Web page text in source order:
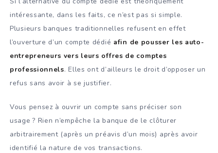
intéressante, dans les faits, ce n’est pas si simple.
Plusieurs banques traditionnelles refusent en effet
l’ouverture d’un compte dédié afin de pousser les auto-
entrepreneurs vers leurs offres de comptes
professionnels. Elles ont d’ailleurs le droit d’opposer un
refus sans avoir à se justifier.
Vous pensez à ouvrir un compte sans préciser son
usage ? Rien n’empêche la banque de le clôturer
arbitrairement (après un préavis d’un mois) après avoir
identifié la nature de vos transactions.